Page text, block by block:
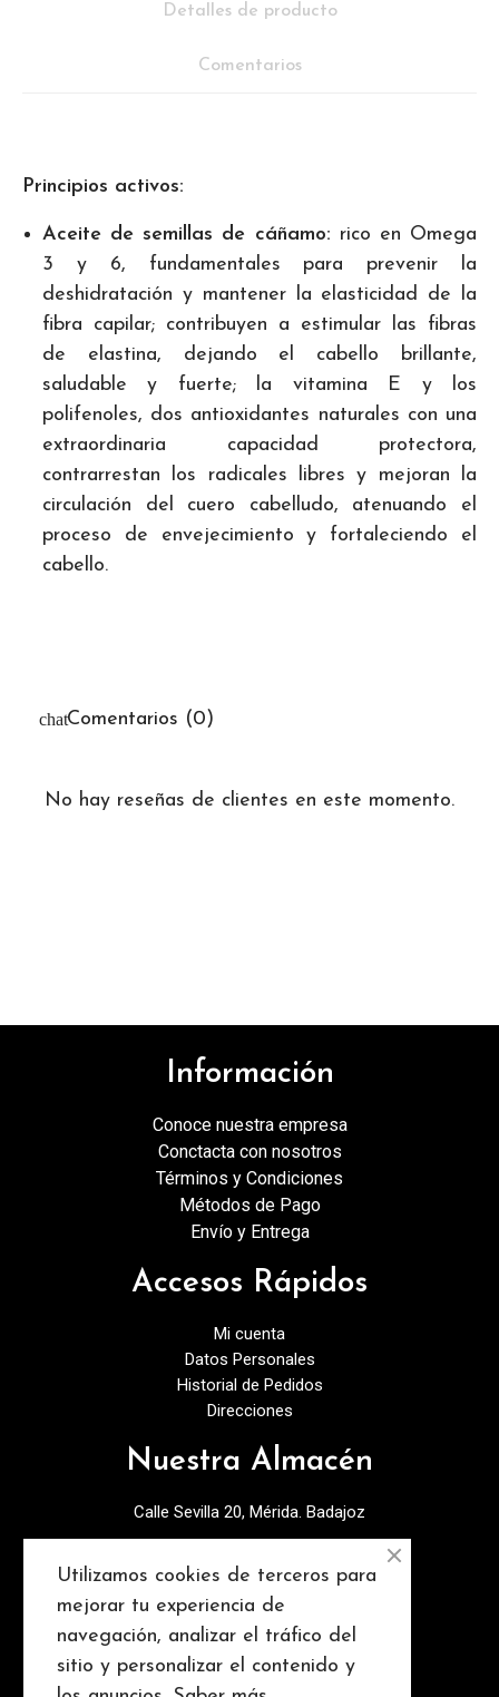
Detalles de producto
Comentarios
Principios activos:
Aceite de semillas de cáñamo: rico en Omega
3 y 6, fundamentales para prevenir la
deshidratación y mantener la elasticidad de la
fibra capilar; contribuyen a estimular las fibras
de elastina, dejando el cabello brillante,
saludable y fuerte; la vitamina E y los
polifenoles, dos antioxidantes naturales con una
extraordinaria capacidad protectora,
contrarrestan los radicales libres y mejoran la
circulación del cuero cabelludo, atenuando el
proceso de envejecimiento y fortaleciendo el
cabello.
Comentarios (0)
No hay reseñas de clientes en este momento.
Información
Conoce nuestra empresa
Conctacta con nosotros
Términos y Condiciones
Métodos de Pago
Envío y Entrega
Accesos Rápidos
Mi cuenta
Datos Personales
Historial de Pedidos
Direcciones
Nuestra Almacén
Calle Sevilla 20, Mérida. Badajoz
info@discopebell.com
Consejos y contenidos
Utilizamos cookies de terceros para
mejorar tu experiencia de
navegación, analizar el tráfico del
sitio y personalizar el contenido y